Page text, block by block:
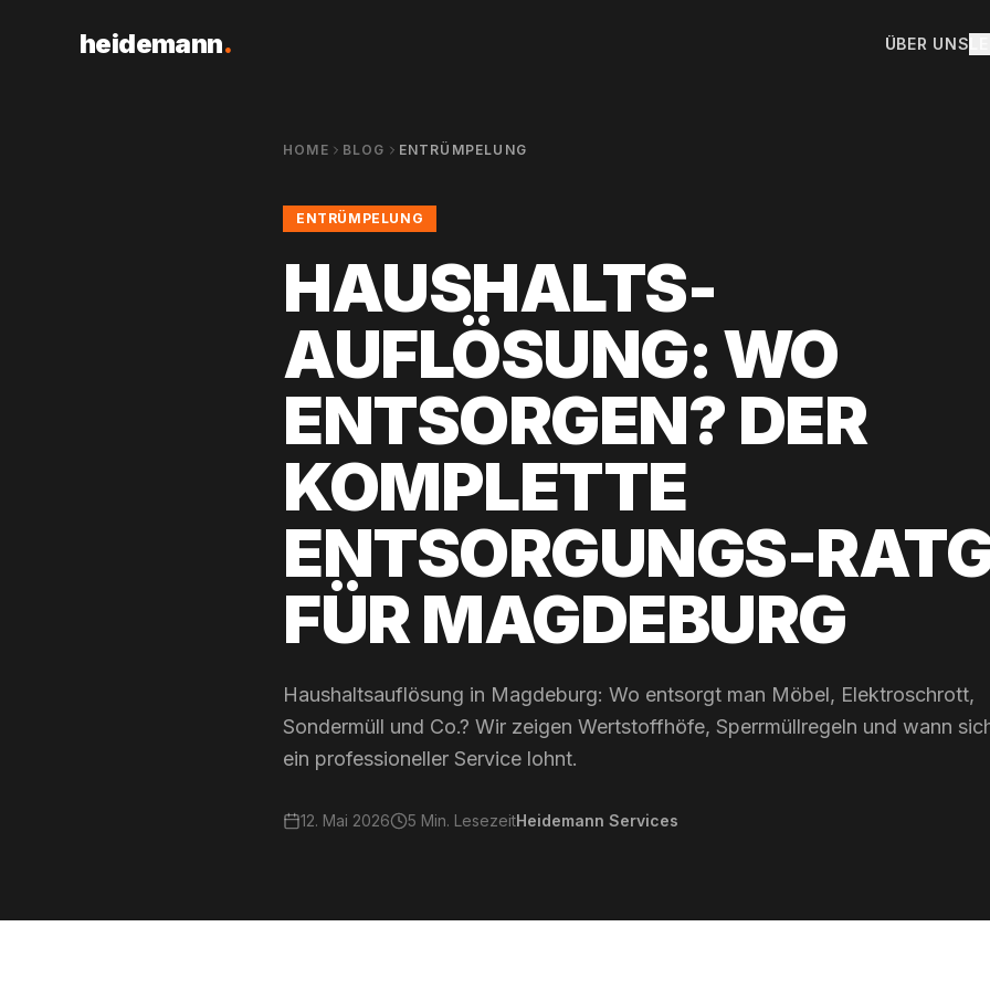
heidemann. ÜBER UNS
HOME BLOG ENTRÜMPELUNG
ENTRÜMPELUNG
HAUSHALTS-
AUFLÖSUNG: WO
ENTSORGEN? DER
KOMPLETTE
ENTSORGUNGS-
FÜR MAGDEBURG
Haushaltsauflösung in Magdeburg: Wo entsorgt man Möbel, Elektroschrott,
Sondermüll und Co.? Wir zeigen Wertstoffhöfe, Sperrmüllregeln und wann
ein professioneller Service lohnt.
12. Mai 2026 5 Min. LesezeitHeidemann Services